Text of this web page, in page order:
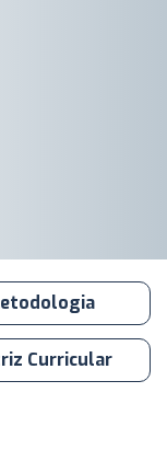
Curricular